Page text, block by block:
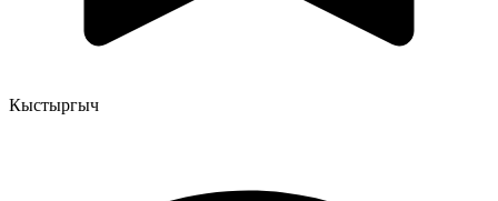
Кыстыргыч